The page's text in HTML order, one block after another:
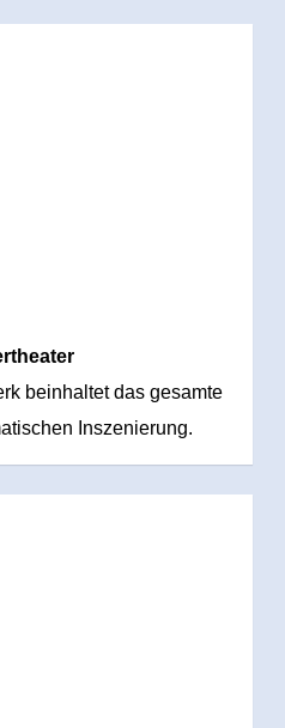
beinhaltet das gesamte
Inszenierung.